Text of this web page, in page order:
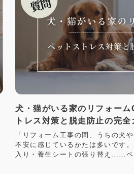
犬・猫がいる家のリフォー
トレス対策と脱走防止の完全
「リフォーム工事の間、うちの犬
不安に感じているかたは多いです
入り・養生シートの張り替え……